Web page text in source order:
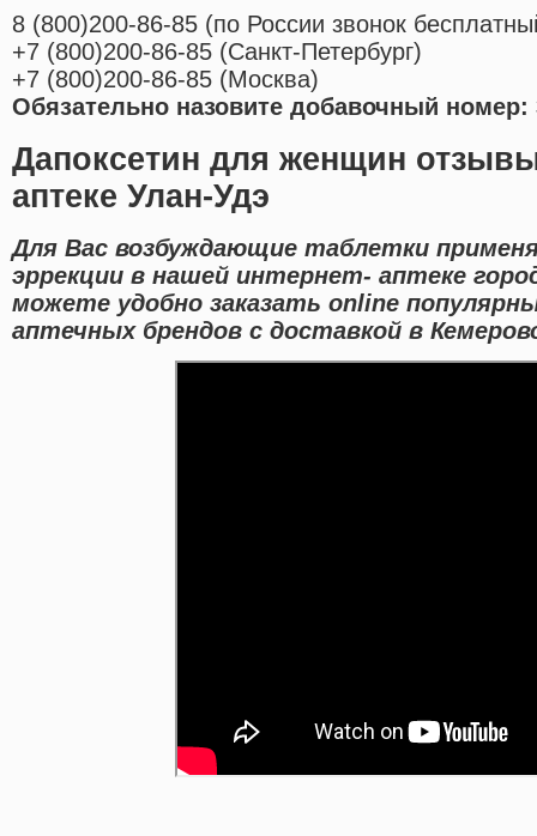
8 (800)200-86-85 (по России звонок
+7 (800)200-86-85 (Санкт-Петербург)
+7 (800)200-86-85 (Москва)
Обязательно назовите добавочный номер:
Дапоксетин для женщин
аптеке Улан-Удэ
Для Вас возбуждающие таблетки
эррекции в нашей интернет- аптеке
можете удобно заказать online
аптечных брендов с доставкой в